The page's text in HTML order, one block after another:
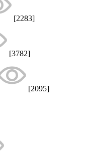
[2283]
[3782]
[2095]